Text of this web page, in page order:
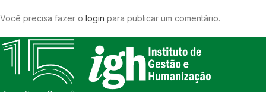
Você precisa fazer o login para publicar um comentário.